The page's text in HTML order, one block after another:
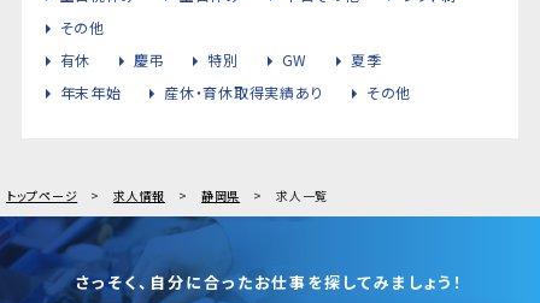
その他
有休
慶弔 特別 GW
夏季
年末年始
産休・育休取得実績あり その他
トップページ 求人情報 静岡県 求人一覧
さっそく、自分に合ったお仕事を探してみましょう！